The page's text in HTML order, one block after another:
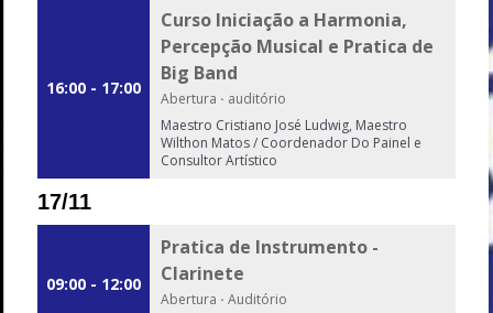
16:00 - 17:00
Curso Iniciação a Harmonia,
Percepção Musical e Pratica de
Big Band
Abertura · auditório
Maestro Cristiano José Ludwig, Maestro
Wilthon Matos / Coordenador Do Painel e
Consultor Artístico
17/11
09:00 - 12:00
Pratica de Instrumento -
Clarinete
Abertura · Auditório